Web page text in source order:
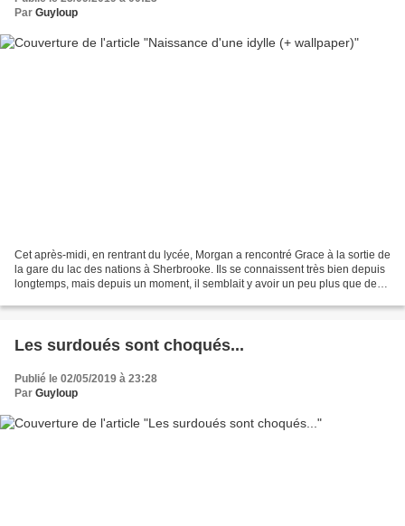
Par Guyloup
Cet après-midi, en rentrant du lycée, Morgan a rencontré Grace à la sortie de
la gare du lac des nations à Sherbrooke. Ils se connaissent très bien depuis
longtemps, mais depuis un moment, il semblait y avoir un peu plus que de
Les surdoués sont choqués...
Publié le 02/05/2019 à 23:28
Par Guyloup